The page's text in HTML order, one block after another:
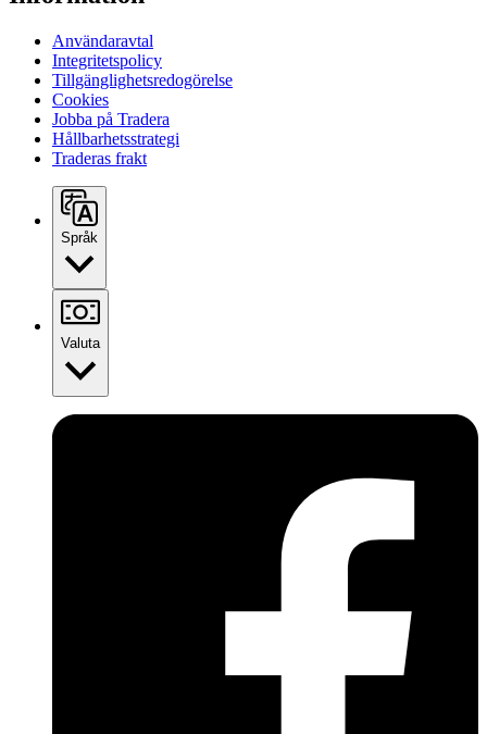
Användaravtal
Integritetspolicy
Tillgänglighetsredogörelse
Cookies
Jobba på Tradera
Hållbarhetsstrategi
Traderas frakt
Språk
Valuta